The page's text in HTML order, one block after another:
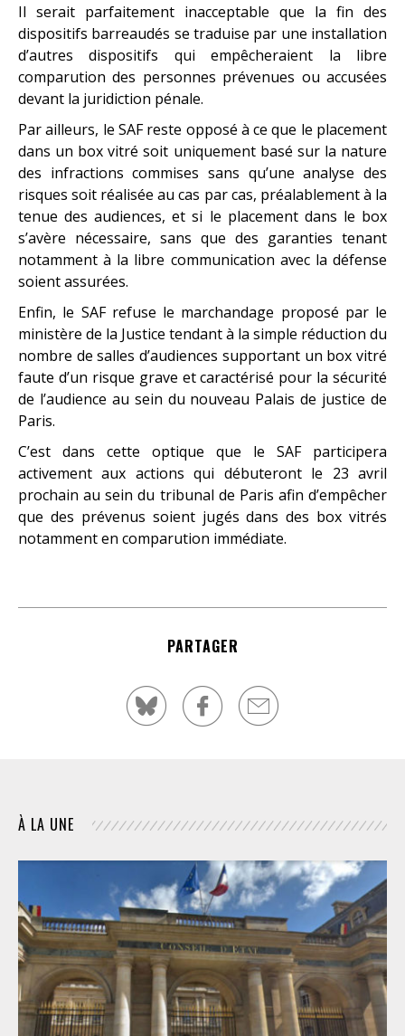
Il serait parfaitement inacceptable que la fin des
dispositifs barreaudés se traduise par une installation
d’autres dispositifs qui empêcheraient la libre
comparution des personnes prévenues ou accusées
devant la juridiction pénale.
Par ailleurs, le SAF reste opposé à ce que le placement
dans un box vitré soit uniquement basé sur la nature
des infractions commises sans qu’une analyse des
risques soit réalisée au cas par cas, préalablement à la
tenue des audiences, et si le placement dans le box
s’avère nécessaire, sans que des garanties tenant
notamment à la libre communication avec la défense
soient assurées.
Enfin, le SAF refuse le marchandage proposé par le
ministère de la Justice tendant à la simple réduction du
nombre de salles d’audiences supportant un box vitré
faute d’un risque grave et caractérisé pour la sécurité
de l’audience au sein du nouveau Palais de justice de
Paris.
C’est dans cette optique que le SAF participera
activement aux actions qui débuteront le 23 avril
prochain au sein du tribunal de Paris afin d’empêcher
que des prévenus soient jugés dans des box vitrés
notamment en comparution immédiate.
PARTAGER
À LA UNE